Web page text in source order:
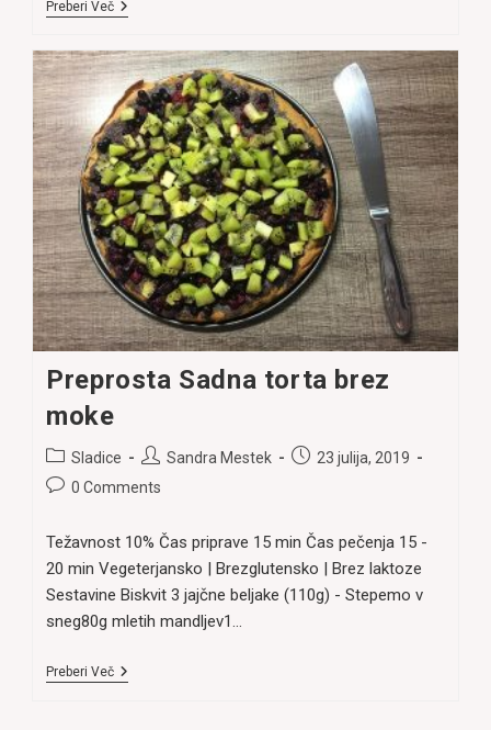
Preberi VečKAKO
KO
ŽELIM
VSE
TAKOJ?
(In
Kako
To
Dobiti)
Preprosta Sadna torta brez
moke
Post
category:
Sladice
Post
author:
Sandra Mestek
Post23 julija, 2019
Post0 Comments
Težavnost 10% Čas priprave 15 min Čas pečenja 15 -
20 min Vegeterjansko | Brezglutensko | Brez laktoze
Sestavine Biskvit 3 jajčne beljake (110g) - Stepemo v
sneg80g mletih mandljev1…
Preberi VečPreprosta